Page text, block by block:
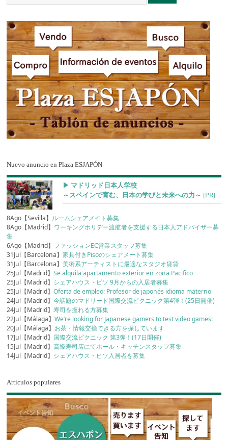
Nuevo anuncio en Plaza ESJAPÓN
▶︎ マドリッド日本人学校
～スペインで育む、日本の学びと未来への力～ [PR]
8Ago【Sevilla】 ルームシェアメイト募集
8Ago【Madrid】 ワーキングホリデー渡航者を支援する日本人アドバイザー募
集
6Ago【Madrid】 ファッションEC営業スタッフ募集
31Jul【Barcelona】家具付きPisoのシェアメート募集
31Jul【Barcelona】美術系アーティストに最適なスタジオ賃貸
25Jul【Madrid】Se alquila apartamento exterior en zona Pacifico
25Jul【Madrid】 シェアハウス・ピソ 9月からの入居者募集
25Jul【Madrid】Oferta de empleo: Profesor de japonés idioma materno
24Jul【Madrid】今話題のマドリード国際交流ピクニック第4弾！(25日開催)
24Jul【Madrid】寿司を握れる方募集
22Jul【Málaga】We’re looking for Japanese gamers to test video games!
20Jul【Málaga】 お茶・情報交換できる方を探しています
17Jul【Madrid】 国際交流ピクニック 第3弾！(17日開催)
15Jul【Madrid】高級寿司店にてホール・キッチンスタッフ募集
14Jul【Madrid】 シェアハウス・ピソ入居者を募集
Artículos populares